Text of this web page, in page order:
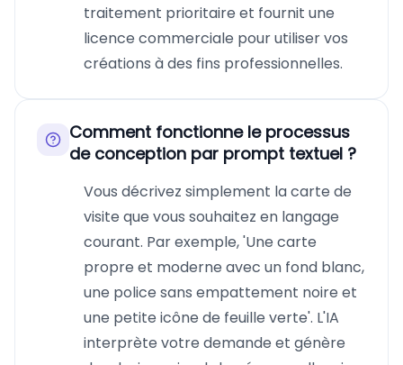
traitement prioritaire et fournit une
licence commerciale pour utiliser vos
créations à des fins professionnelles.
Comment fonctionne le processus
de conception par prompt textuel ?
Vous décrivez simplement la carte de
visite que vous souhaitez en langage
courant. Par exemple, 'Une carte
propre et moderne avec un fond blanc,
une police sans empattement noire et
une petite icône de feuille verte'. L'IA
interprète votre demande et génère